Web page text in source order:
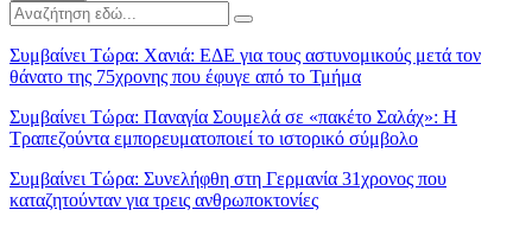
Συμβαίνει Τώρα: Χανιά: ΕΔΕ για τους αστυνομικούς μετά τον
θάνατο της 75χρονης που έφυγε από το Τμήμα
Συμβαίνει Τώρα: Παναγία Σουμελά σε «πακέτο Σαλάχ»: Η
Τραπεζούντα εμπορευματοποιεί το ιστορικό σύμβολο
Συμβαίνει Τώρα: Συνελήφθη στη Γερμανία 31χρονος που
καταζητούνταν για τρεις ανθρωποκτονίες